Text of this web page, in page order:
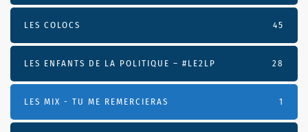
LES COLOCS 45
LES ENFANTS DE LA POLITIQUE – #LE2LP 28
LES MIX - TU ME REMERCIERAS 1